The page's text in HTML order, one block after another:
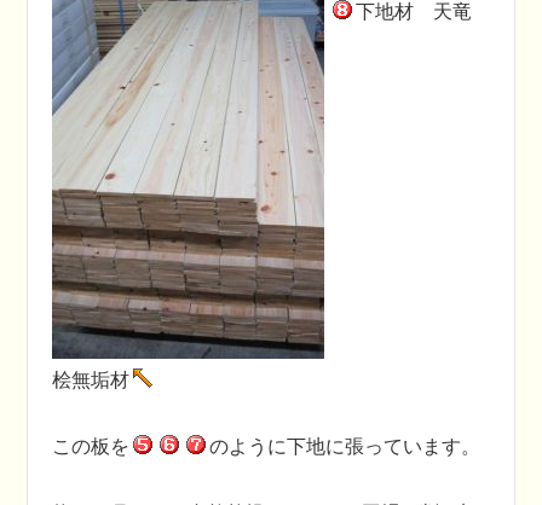
下地材 天竜
桧無垢材
この板を のように下地に張っています。